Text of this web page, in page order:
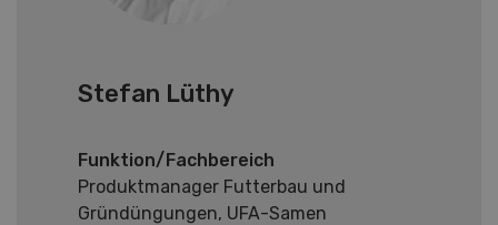
Stefan Lüthy
Funktion/Fachbereich
Produktmanager Futterbau und
Gründüngungen, UFA-Samen